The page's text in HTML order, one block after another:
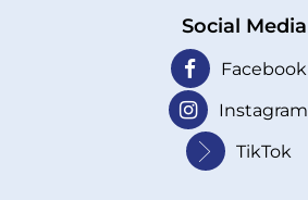
Social Media
Facebook
Instagram
TikTok